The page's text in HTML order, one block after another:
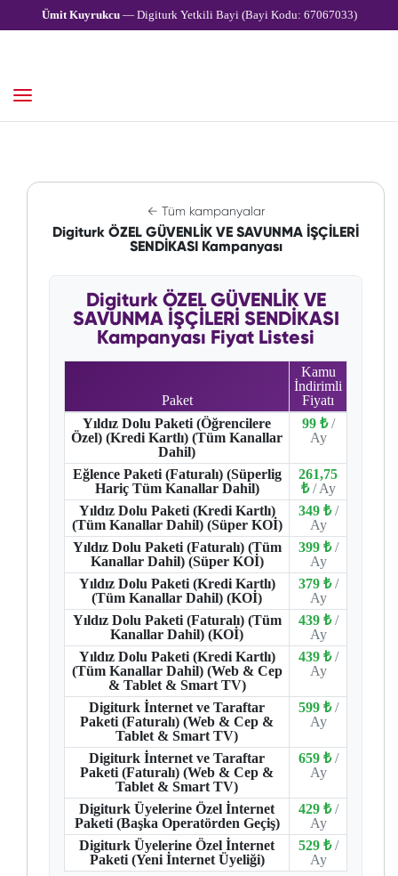
Ümit Kuyrukcu— Digiturk Yetkili Bayi (Bayi Kodu: 67067033)
← Tüm kampanyalar
Digiturk ÖZEL GÜVENLİK VE SAVUNMA İŞÇİLERİ
SENDİKASI Kampanyası
Digiturk ÖZEL GÜVENLİK VE
SAVUNMA İŞÇİLERİ SENDİKASI
Kampanyası Fiyat Listesi
Paket
Kamu
İndirimli
Fiyatı
Yıldız Dolu Paketi (Öğrencilere
Özel) (Kredi Kartlı) (Tüm Kanallar
Dahil)
99 ₺ /
Ay
Eğlence Paketi (Faturalı) (Süperlig
Hariç Tüm Kanallar Dahil)
261,75
₺ / Ay
Yıldız Dolu Paketi (Kredi Kartlı)
(Tüm Kanallar Dahil) (Süper KOİ)
349 ₺ /
Ay
Yıldız Dolu Paketi (Faturalı) (Tüm
Kanallar Dahil) (Süper KOİ)
399 ₺ /
Ay
Yıldız Dolu Paketi (Kredi Kartlı)
(Tüm Kanallar Dahil) (KOİ)
379 ₺ /
Ay
Yıldız Dolu Paketi (Faturalı) (Tüm
Kanallar Dahil) (KOİ)
439 ₺ /
Ay
Yıldız Dolu Paketi (Kredi Kartlı)
(Tüm Kanallar Dahil) (Web & Cep
& Tablet & Smart TV)
439 ₺ /
Ay
Digiturk İnternet ve Taraftar
Paketi (Faturalı) (Web & Cep &
Tablet & Smart TV)
599 ₺ /
Ay
Digiturk İnternet ve Taraftar
Paketi (Faturalı) (Web & Cep &
Tablet & Smart TV)
659 ₺ /
Ay
Digiturk Üyelerine Özel İnternet
Paketi (Başka Operatörden Geçiş)
429 ₺ /
Ay
Digiturk Üyelerine Özel İnternet
Paketi (Yeni İnternet Üyeliği)
529 ₺ /
Ay